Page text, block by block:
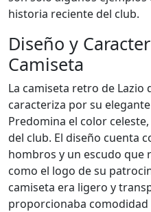
historia reciente del club.
Diseño y
Camiseta
La camiseta retro de Lazio
caracteriza por su
Predomina el color
del club. El diseño cuenta
hombros y un escudo que
como el logo de su
camiseta era ligero y
proporcionaba comodidad